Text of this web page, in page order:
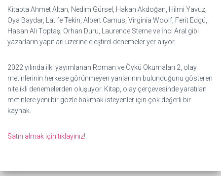
Kitapta Ahmet Altan, Nedim Gürsel, Hakan Akdoğan, Hilmi Yavuz,
Oya Baydar, Latife Tekin, Albert Camus, Virginia Woolf, Ferit Edgü,
Hasan Ali Toptaş, Orhan Duru, Laurence Sterne ve İnci Aral gibi
yazarların yapıtları üzerine eleştirel denemeler yer alıyor.
2022 yılında ilki yayımlanan Roman ve Öykü Okumaları 2, olay
metinlerinin herkese görünmeyen yanlarının bulunduğunu gösteren
nitelikli denemelerden oluşuyor. Kitap, olay çerçevesinde yaratılan
metinlere yeni bir gözle bakmak isteyenler için çok değerli bir
kaynak.
Satın almak için tıklayınız!